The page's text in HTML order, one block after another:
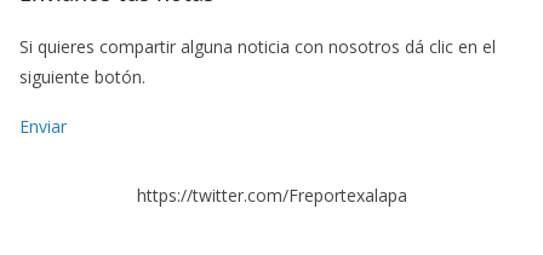
Si quieres compartir alguna noticia con nosotros dá clic en el
siguiente botón.
Enviar
https://twitter.com/Freportexalapa